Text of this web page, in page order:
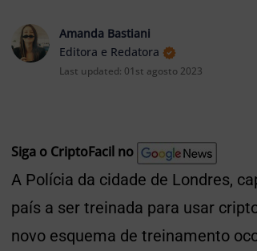
Amanda Bastiani
Editora e Redatora
Last updated: 01st agosto 2023
Siga o CriptoFacil no
A Polícia da cidade de Londres,
país a ser treinada para usar
novo esquema de treinamento